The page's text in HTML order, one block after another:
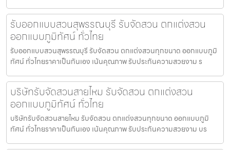
รับออกแบบสวนสุพรรณบุรี รับจัดสวน ตกแต่งสวน
ออกแบบภูมิทัศน์ ทั่วไทย
รับออกแบบสวนสุพรรณบุรี รับจัดสวน ตกแต่งสวนทุกขนาด ออกแบบภูมิ
ทัศน์ ทั่วไทยราคาเป็นกันเอง เน้นคุณภาพ รับประกันความสวยงาม ร
บริษัทรับจัดสวนสายไหม รับจัดสวน ตกแต่งสวน
ออกแบบภูมิทัศน์ ทั่วไทย
บริษัทรับจัดสวนสายไหม รับจัดสวน ตกแต่งสวนทุกขนาด ออกแบบภูมิ
ทัศน์ ทั่วไทยราคาเป็นกันเอง เน้นคุณภาพ รับประกันความสวยงาม บร